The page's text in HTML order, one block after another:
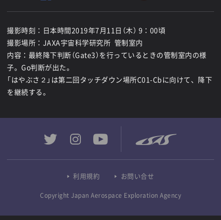
撮影時刻：日本時間2019年7月11日（木） 9：00頃
撮影場所：JAXA宇宙科学研究所 管制室内
内容：最終降下判断（Gate3）を行っているときの管制室内の様
子。Go判断が出た。
「はやぶさ２」は第二回タッチダウン場所C01-Cbに向けて、降下
を継続する。
利用規約 お問い合せ
Copyright Japan Aerospace Exploration Agency